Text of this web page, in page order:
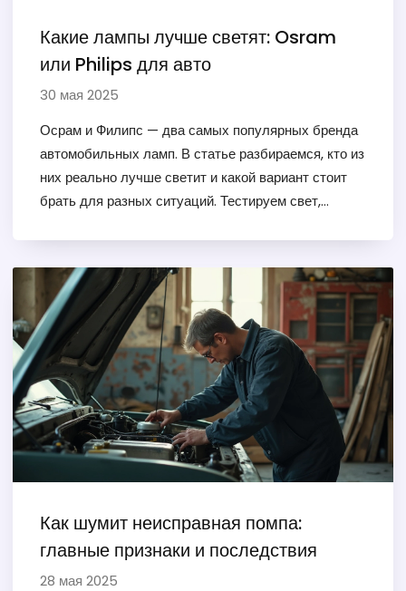
Какие лампы лучше светят: Osram
или Philips для авто
30 мая 2025
Осрам и Филипс — два самых популярных бренда
автомобильных ламп. В статье разбираемся, кто из
них реально лучше светит и какой вариант стоит
брать для разных ситуаций. Тестируем свет,
Прочитай, чтобы не пожалеть о покупке.
Как шумит неисправная помпа:
главные признаки и последствия
28 мая 2025